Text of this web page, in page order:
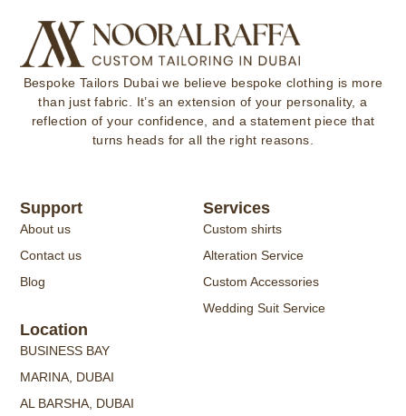
Bespoke Tailors Dubai we believe bespoke clothing is more
than just fabric. It’s an extension of your personality, a
reflection of your confidence, and a statement piece that
turns heads for all the right reasons.
Support
About us
Contact us
Blog
Services
Custom shirts
Alteration Service
Custom Accessories
Wedding Suit Service
Location
BUSINESS BAY
MARINA, DUBAI
AL BARSHA, DUBAI